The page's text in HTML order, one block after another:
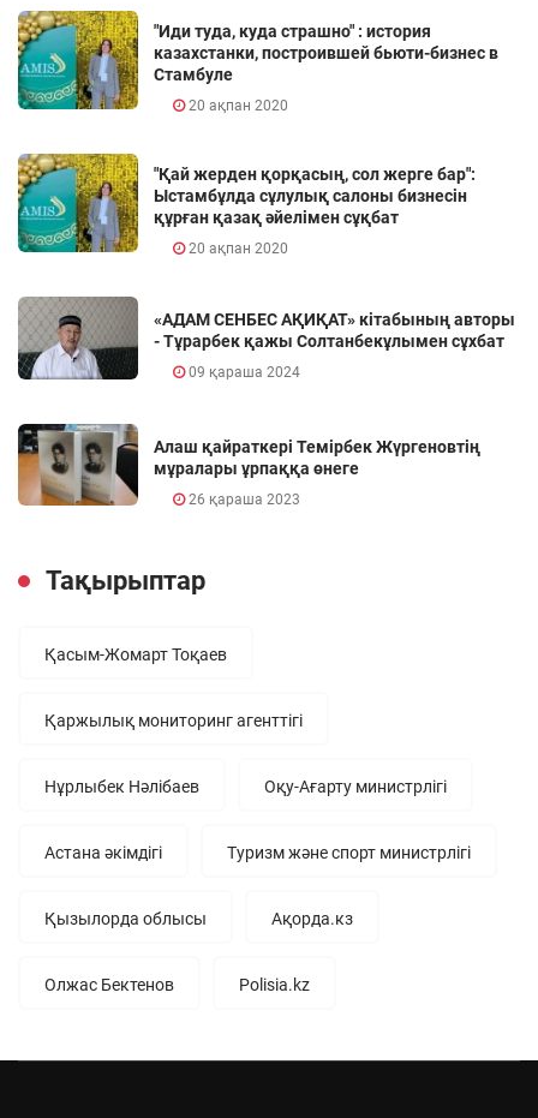
"Иди туда, куда страшно" : история
казахстанки, построившей бьюти-бизнес в
Стамбуле
20 ақпан 2020
"Қай жерден қорқасың, сол жерге бар":
Ыстамбұлда сұлулық салоны бизнесін
құрған қазақ әйелімен сұқбат
20 ақпан 2020
«АДАМ СЕНБЕС АҚИҚАТ» кітабының авторы
- Тұрарбек қажы Солтанбекұлымен сұхбат
09 қараша 2024
Алаш қайраткері Темірбек Жүргеновтің
мұралары ұрпаққа өнеге
26 қараша 2023
Тақырыптар
Қасым-Жомарт Тоқаев
Қаржылық мониторинг агенттігі
Нұрлыбек Нәлібаев Оқу-Ағарту министрлігі
Астана әкімдігі Туризм және спорт министрлігі
Қызылорда облысы Ақорда.кз
Олжас Бектенов Polisia.kz